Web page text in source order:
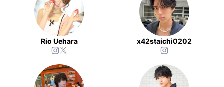
Rio Uehara x42staichi0202